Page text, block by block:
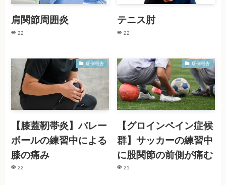
肩関節周囲炎
22
テニス肘
22
症例報告
【膝蓋靭帯炎】バレー
ボールの練習中による
膝の痛み
22
症例報告
【グロインペイン症候
群】サッカーの練習中
に股関節の前側が痛む
21